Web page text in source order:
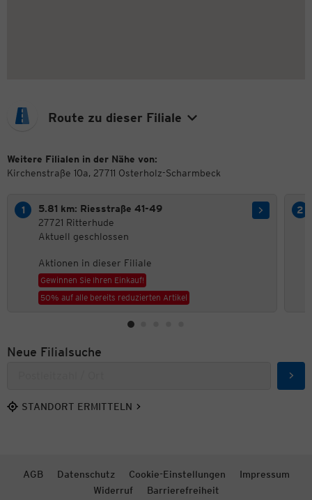
Route zu dieser Filiale
Weitere Filialen in der Nähe von:
Kirchenstraße 10a, 27711 Osterholz-Scharmbeck
5.81 km: Riesstraße 41-49
27721 Ritterhude
Aktuell geschlossen
Aktionen in dieser Filiale
Gewinnen Sie Ihren Einkauf!
50% auf alle bereits reduzierten Artikel
Neue Filialsuche
STANDORT ERMITTELN
AGB Datenschutz Cookie-Einstellungen
Impressum
Widerruf
Barrierefreiheit